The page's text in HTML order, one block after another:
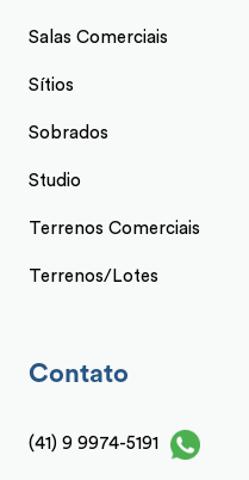
Salas Comerciais
Sítios
Sobrados
Studio
Terrenos Comerciais
Terrenos/Lotes
Contato
(41) 9 9974-5191